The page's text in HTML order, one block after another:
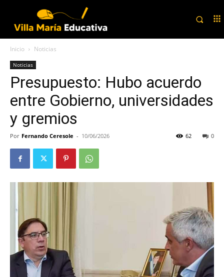
Inicio Noticias
Noticias
Presupuesto: Hubo acuerdo
entre Gobierno, universidades
y gremios
Por Fernando Ceresole - 10/06/2026 0
62